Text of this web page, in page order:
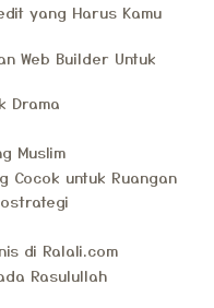
yang Harus Kamu
Web Builder Untuk
Drama
Muslim
Cocok untuk Ruangan
di Ralali.com
Rasulullah